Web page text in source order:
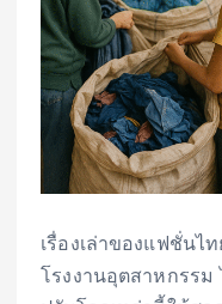
เรื่องเล่าของแฟชั่นไ
โรงงานอุตสาหกรร